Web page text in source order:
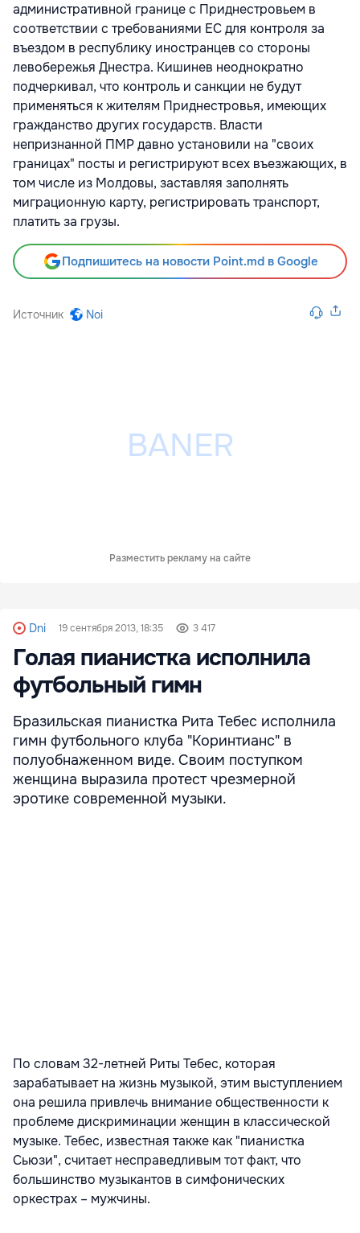
административной границе с Приднестровьем в
соответствии с требованиями ЕС для контроля за
въездом в республику иностранцев со стороны
левобережья Днестра. Кишинев неоднократно
подчеркивал, что контроль и санкции не будут
применяться к жителям Приднестровья, имеющих
гражданство других государств. Власти
непризнанной ПМР давно установили на "своих
границах" посты и регистрируют всех въезжающих, в
том числе из Молдовы, заставляя заполнять
миграционную карту, регистрировать транспорт,
платить за грузы.
Подпишитесь на новости Point.md в Google
Источник Noi
Разместить рекламу на сайте
Dni 19 сентября 2013, 18:35 3 417
Голая пианистка исполнила
футбольный гимн
Бразильская пианистка Рита Тебес исполнила
гимн футбольного клуба "Коринтианс" в
полуобнаженном виде. Своим поступком
женщина выразила протест чрезмерной
эротике современной музыки.
По словам 32-летней Риты Тебес, которая
зарабатывает на жизнь музыкой, этим выступлением
она решила привлечь внимание общественности к
проблеме дискриминации женщин в классической
музыке. Тебес, известная также как "пианистка
Сьюзи", считает несправедливым тот факт, что
большинство музыкантов в симфонических
оркестрах – мужчины.